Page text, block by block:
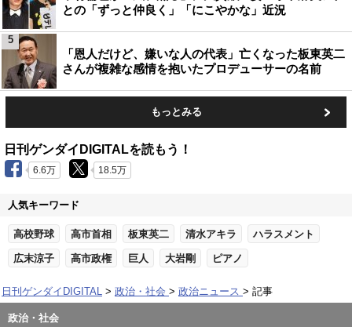
との「ずっと仲良く」「にこやかな」近況
「恩人だけど、嫌いな人の代表」亡くなった板東英二
さんが複雑な感情を抱いたプロデューサーの名前
5
もっとみる
日刊ゲンダイDIGITALを読もう！
6.6万 18.5万
人気キーワード
高校野球 高市首相 板東英二 清水アキラ ハラスメント
広末涼子 高市政権 巨人 大岩剛 ピアノ
日刊ゲンダイDIGITAL 政治・社会 政治ニュース 記事
政治・社会